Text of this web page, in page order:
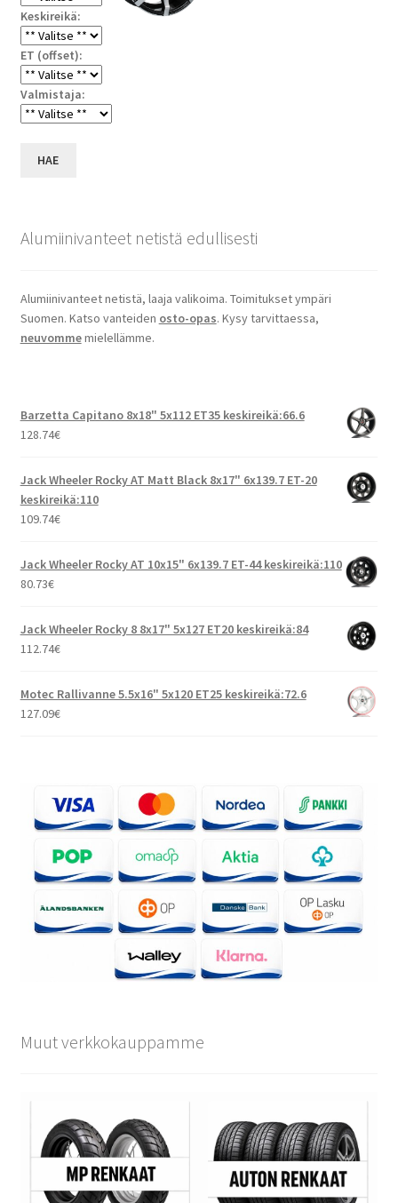
Keskireikä:
ET (offset):
Valmistaja:
HAE
Alumiinivanteet netistä edullisesti
Alumiinivanteet netistä, laaja valikoima. Toimitukset ympäri
Suomen. Katso vanteiden osto-opas. Kysy tarvittaessa,
neuvommemielellämme.
Barzetta Capitano 8x18" 5x112 ET35 keskireikä:66.6
128.74€
Jack Wheeler Rocky AT Matt Black 8x17" 6x139.7 ET-20
keskireikä:110
109.74€
Jack Wheeler Rocky AT 10x15" 6x139.7 ET-44 keskireikä:110
80.73€
Jack Wheeler Rocky 8 8x17" 5x127 ET20 keskireikä:84
112.74€
Motec Rallivanne 5.5x16" 5x120 ET25 keskireikä:72.6
127.09€
Muut verkkokauppamme